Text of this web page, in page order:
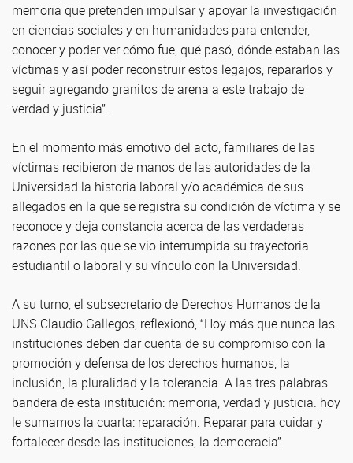
memoria que pretenden impulsar y apoyar la investigación
en ciencias sociales y en humanidades para entender,
conocer y poder ver cómo fue, qué pasó, dónde estaban las
víctimas y así poder reconstruir estos legajos, repararlos y
seguir agregando granitos de arena a este trabajo de
verdad y justicia”.
En el momento más emotivo del acto, familiares de las
víctimas recibieron de manos de las autoridades de la
Universidad la historia laboral y/o académica de sus
allegados en la que se registra su condición de víctima y se
reconoce y deja constancia acerca de las verdaderas
razones por las que se vio interrumpida su trayectoria
estudiantil o laboral y su vínculo con la Universidad.
A su turno, el subsecretario de Derechos Humanos de la
UNS Claudio Gallegos, reflexionó, “Hoy más que nunca las
instituciones deben dar cuenta de su compromiso con la
promoción y defensa de los derechos humanos, la
inclusión, la pluralidad y la tolerancia. A las tres palabras
bandera de esta institución: memoria, verdad y justicia. hoy
le sumamos la cuarta: reparación. Reparar para cuidar y
fortalecer desde las instituciones, la democracia”.